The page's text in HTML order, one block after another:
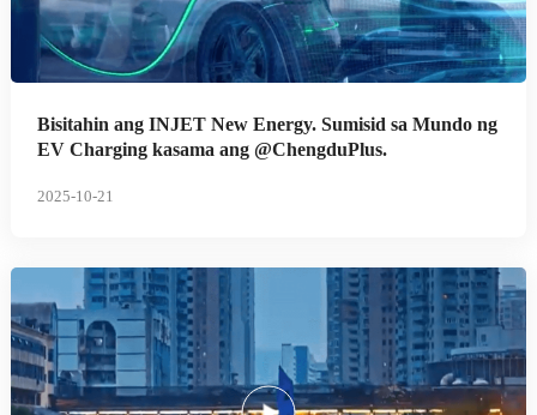
Bisitahin ang INJET New Energy. Sumisid sa Mundo ng
EV Charging kasama ang @ChengduPlus.
2025-10-21